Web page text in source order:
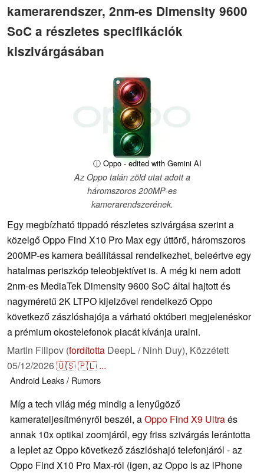
kamerarendszer, 2nm-es Dimensity 9600
SoC a részletes specifikációk
kiszivárgásában
ⓘ Oppo - edited with Gemini AI
Az Oppo talán zöld utat adott a
háromszoros 200MP-es
kamerarendszerének.
Egy megbízható tippadó részletes szivárgása szerint a
közelgő Oppo Find X10 Pro Max egy úttörő, háromszoros
200MP-es kamera beállítással rendelkezhet, beleértve egy
hatalmas periszkóp teleobjektívet is. A még ki nem adott
2nm-es MediaTek Dimensity 9600 SoC által hajtott és
nagyméretű 2K LTPO kijelzővel rendelkező Oppo
következő zászlóshajója a várható októberi megjelenéskor
a prémium okostelefonok piacát kívánja uralni.
Martin Filipov (fordította DeepL / Ninh Duy), Közzétett
05/12/2026🇺🇸🇵🇱 ...
Android Leaks / Rumors
Míg a tech világ még mindig a lenyűgöző
kamerateljesítményről beszél, aOppo Find X9 Ultraés
annak 10x optikai zoomjáról, egy friss szivárgás lerántotta
a leplet az Oppo következő zászlóshajó telefonjáról - az
Oppo Find X10 Pro Max-ról (igen, az Oppo is az iPhone